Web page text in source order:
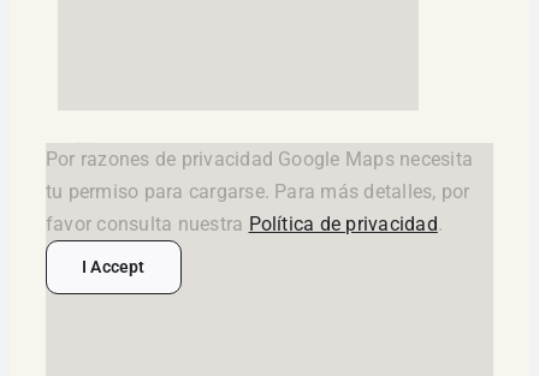
Por razones de privacidad Google Maps necesita
tu permiso para cargarse. Para más detalles, por
favor consulta nuestra Política de privacidad.
I Accept